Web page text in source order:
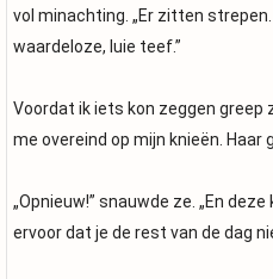
vol minachting. „Er zitten
waardeloze, luie teef.”
Voordat ik iets kon zeggen greep
me overeind op mijn knieën. Haar
„Opnieuw!” snauwde ze. „En
ervoor dat je de rest van de dag